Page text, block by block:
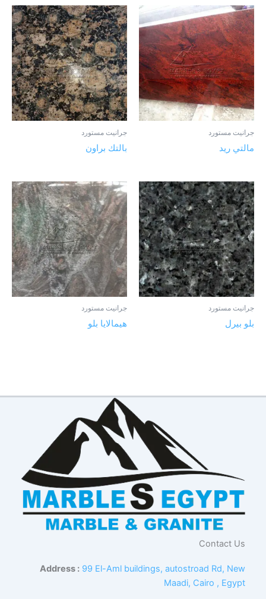
جرانيت مستورد
مالتي ريد
جرانيت مستورد
بالتك براون
جرانيت مستورد
بلو بيرل
جرانيت مستورد
هيمالايا بلو
Contact Us
Address : 99 El-Aml buildings, autostroad Rd, New
Maadi, Cairo , Egypt